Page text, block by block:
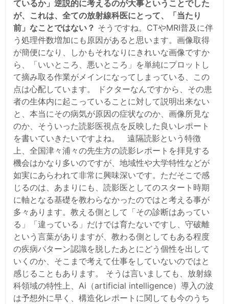
ているか」逆説的に考えるのが大事ということでした
が、これは、全ての放射線科医にとって、「当たり
前」なことではない？ そうですね。CTやMRI普及に伴
う処理件数増加にも原因があると思います。画像取得
が簡便になり、しかもそれなりにきれいな画像ですか
ら、「いいところ、悪いところ」を単純にプロットし
て摘み取る作業がメインになってしまっている、この
点は心配しています。 ドクターなんですから、その患
者の生体内に起こっていることに対して説明出来ない
と、本当にその病気が原因の症状なのか、画像所見な
のか、そういった読影医視点を反映した良いレポート
を書いていきたいですよね。 遠隔読影という特徴
上、全国津々浦々の先生方の読影レポートを拝見する
機会はかなり多いのですが、地域性や大学特性などが
如実にあらわれて非常に興味深いです。ただそこで感
じるのは、あまりにも、読影医としてのスタート時期
に軸となる基礎を教わらなかったのではと考える事が
多々あります。教える側として「その診断はあってい
る」「違っている」だけでは育たないですし、守破離
という言葉がありますが、教わる側としてもある程度
の疾病パターン認識を脱したあとにどう個性を出して
いくのか、そこまで考えて仕事をしていないのではと
感じることもあります。 そうは言いましても、放射線
科領域の特性上、Ai（artificial intelligence）導入の波
は予想外に早く、構造化レポートに関しても今のうち